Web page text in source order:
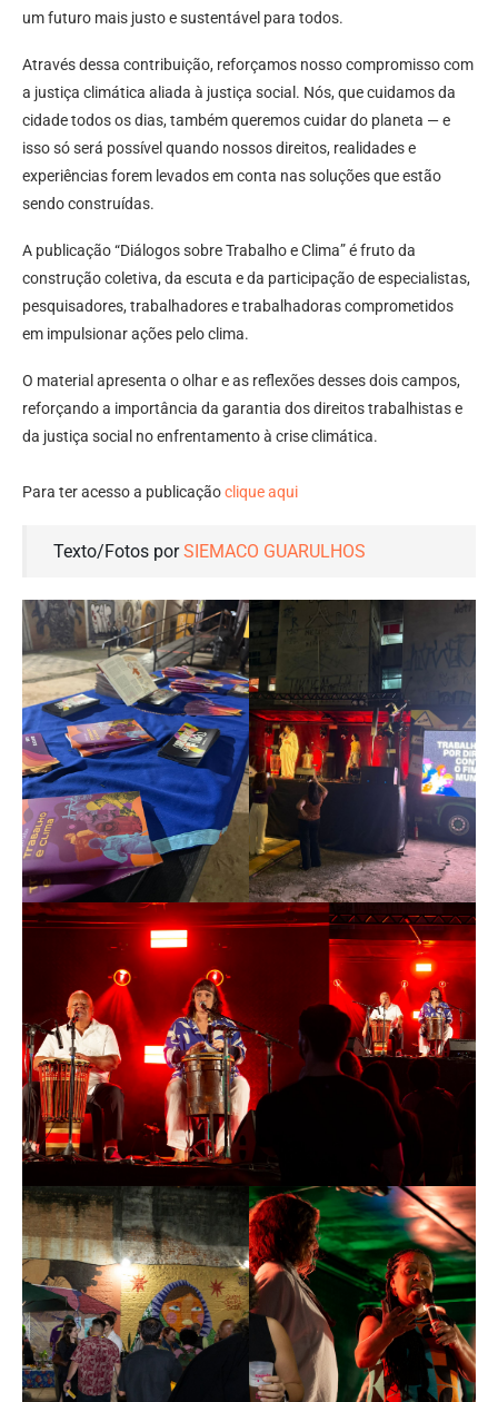
um futuro mais justo e sustentável para todos.
Através dessa contribuição, reforçamos nosso compromisso com
a justiça climática aliada à justiça social. Nós, que cuidamos da
cidade todos os dias, também queremos cuidar do planeta — e
isso só será possível quando nossos direitos, realidades e
experiências forem levados em conta nas soluções que estão
sendo construídas.
A publicação “Diálogos sobre Trabalho e Clima” é fruto da
construção coletiva, da escuta e da participação de especialistas,
pesquisadores, trabalhadores e trabalhadoras comprometidos
em impulsionar ações pelo clima.
O material apresenta o olhar e as reflexões desses dois campos,
reforçando a importância da garantia dos direitos trabalhistas e
da justiça social no enfrentamento à crise climática.
Para ter acesso a publicaçãoclique aqui
Texto/Fotos porSIEMACO GUARULHOS